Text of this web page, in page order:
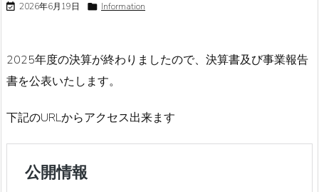
 2026年6月19日  Information
2025年度の決算が終わりましたので、決算書及び事業報告
書を公表いたします。
下記のURLからアクセス出来ます